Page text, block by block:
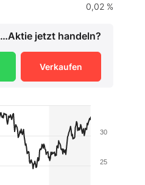
0,02 %
Deutsche BankAktie jetzt handeln?
Verkaufen
25
30